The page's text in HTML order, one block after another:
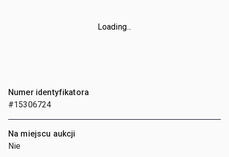
Loading...
Numer identyfikatora
#15306724
Na miejscu aukcji
Nie